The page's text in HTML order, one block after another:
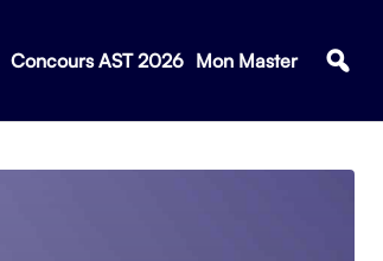
Concours AST 2026 Mon Master